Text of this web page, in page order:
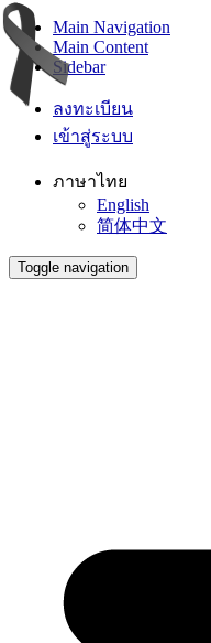
Main Navigation
Main Content
Sidebar
ลงทะเบียน
เข้าสู่ระบบ
ภาษาไทย
English
简体中文
Toggle navigation